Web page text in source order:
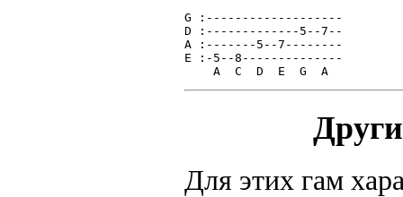
G :-------------------
D :-------------5--7--
A :-------5--7--------
E :-5--8--------------
    A  C  D  E  G  A
Для этих гам